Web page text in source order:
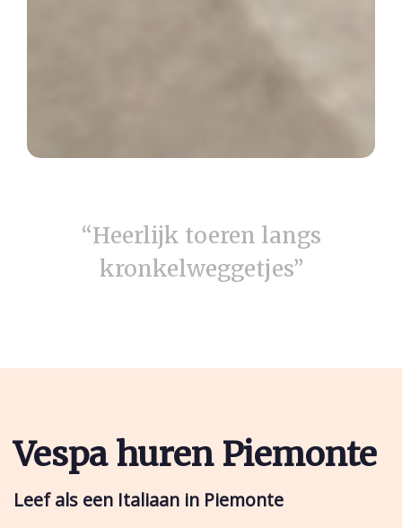
“Heerlijk toeren langs
kronkelweggetjes”
Vespa huren Piemonte
Leef als een Italiaan in Piemonte